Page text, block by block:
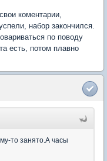
коментарии,
набор закончился.
по поводу
есть, потом плавно
то занято.А часы